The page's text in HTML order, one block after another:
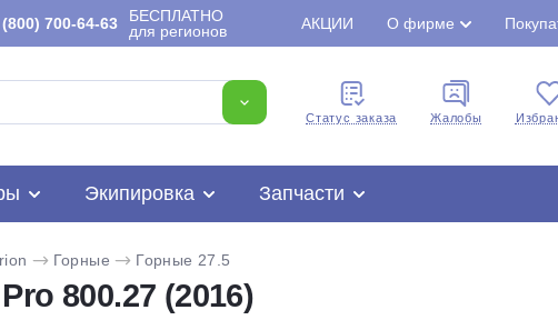
(800) 700-64-63
БЕСПЛАТНО
для регионов
АКЦИИ О фирме
Cтатус заказа Жалобы
Экипировка Запчасти
Горные Горные 27.5
800.27 (2016)